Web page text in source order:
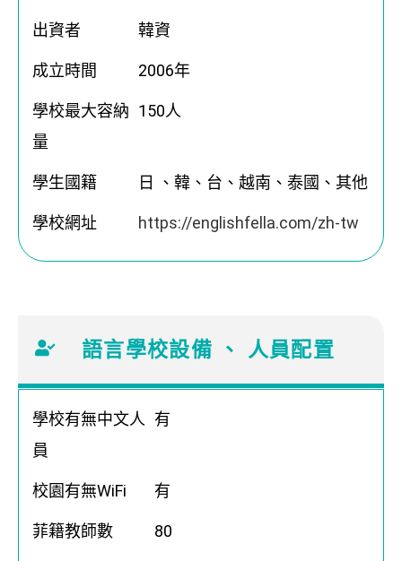
出資者 韓資
成立時間 2006年
學校最大容納
量
150人
學生國籍 日 、韓、台、越南、泰國、其他
學校網址 https://englishfella.com/zh-tw
語言學校設備 、 人員配置
學校有無中文人
員
有
校園有無WiFi 有
菲籍教師數 80